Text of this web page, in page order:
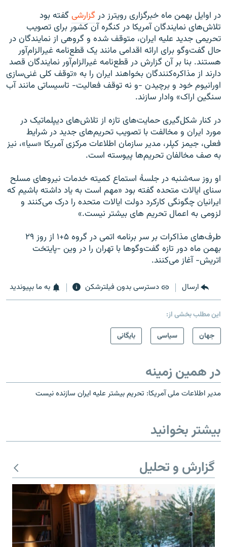
در اوایل بهمن ماه خبرگزاری رویترز در گزارشی گفته بود
تلاش‌های نمایندگان آمریکا در کنگره آن کشور برای تصویب
تحریمی جدید علیه ایران، متوقف شده و گروهی از نمایندگان در
حال گفت‌وگو برای ارائه اقدامی مانند یک قطع‌نامه غیرالزام‌آور
هستند. بنا بر آن گزارش در قطع‌نامه غیرالزام‌آور نمایندگان قصد
دارند از مذاکره‌کنندگان بخواهند ایران را به «توقف کلی غنی‌سازی
اورانیوم خود و برچیدن -و نه توقف فعالیت- تاسیساتی مانند آب
سنگین اراک» وادار سازند.
در کنار شکل‌گیری‌ حمایت‌های تازه از تلاش‌های دیپلماتیک در
مورد ایران و مخالفت با تصویب تحریم‌های جدید در شرایط
فعلی، جیمز کپلر، مدیر سازمان اطلاعات مرکزی آمریکا «سیا»، نیز
به صف مخالفان تحریم‌ها پیوسته است.
او روز سه‌شنبه در جلسهٔ استماع کمیته خدمات نیروهای مسلح
سنای ایالات متحده گفته بود «مهم است به یاد داشته باشیم که
ایرانیان چگونگی کارکرد دولت ایالات متحده را درک می‌کنند و
لزومی به اعمال تحریم های بیشتر نیست.»
طرف‌های مذاکرات بر سر برنامه اتمی در گروه ۵+۱ از روز ۲۹
بهمن‌ ماه دور تازه گفت‌وگوها با تهران را در وین -پایتخت
اتریش- آغاز می‌کنند.
ارسال دسترسی بدون فیلترشکن به ما بپیوندید
این مطلب بخشی از:
جهان
سیاسی بایگانی
در همین زمینه
مدیر اطلاعات ملی آمریکا: تحریم بیشتر علیه ایران سازنده نیست
بیشتر بخوانید
گزارش و تحلیل